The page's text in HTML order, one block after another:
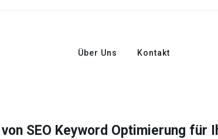
Über Uns Kontakt
von SEO Keyword Optimierung für